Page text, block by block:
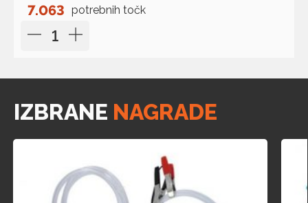
7.063 potrebnih točk
IZBRANE NAGRADE